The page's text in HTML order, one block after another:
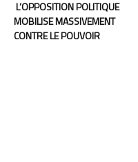
L’OPPOSITION POLITIQUE
MOBILISE MASSIVEMENT
CONTRE LE POUVOIR